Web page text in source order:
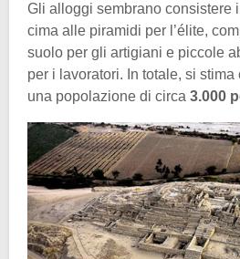
Gli alloggi sembrano consistere
cima alle piramidi per l’élite,
suolo per gli artigiani e piccole
per i lavoratori. In totale, si
una popolazione di circa 3.000